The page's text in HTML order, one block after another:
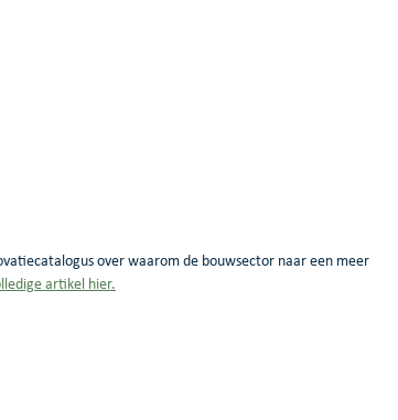
over waarom de bouwsector naar een meer
artikel hier.